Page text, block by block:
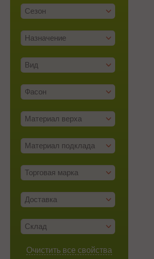
Сезон
Назначение
Вид
Фасон
Материал верха
Материал подклада
Торговая марка
Доставка
Склад
Очистить все свойства